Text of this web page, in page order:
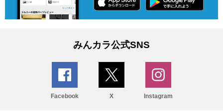
みんカラ公式SNS
Facebook X Instagram